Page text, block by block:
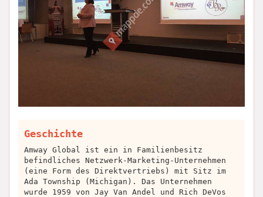
Geschichte
Amway Global ist ein in Familienbesitz
befindliches Netzwerk-Marketing-Unternehmen
(eine Form des Direktvertriebs) mit Sitz im
Ada Township (Michigan). Das Unternehmen
wurde 1959 von Jay Van Andel und Rich DeVos